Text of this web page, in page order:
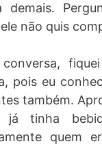
demais.
não quis
pois eu
também.
tinha
quem